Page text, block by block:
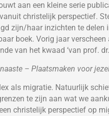
aan een kleine serie
christelijk perspectief.
zijn/haar inzichten te delen
boek. Vorig jaar
van het kwaad ‘van prof.
– Plaatsmaken voor
als migratie. Natuurlijk
te zijn aan wat we
christelijk perspectief op